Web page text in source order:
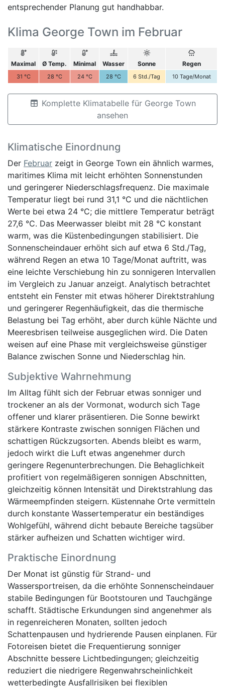
entsprechender Planung gut handhabbar.
Klima George Town im Februar
Maximal Ø Temp. Minimal Wasser Sonne Regen
31 °C 28 °C 24 °C 28 °C 6 Std./Tag 10 Tage/Monat
Komplette Klimatabelle für George Town
ansehen
Klimatische Einordnung
Der Februar zeigt in George Town ein ähnlich warmes,
maritimes Klima mit leicht erhöhten Sonnenstunden
und geringerer Niederschlagsfrequenz. Die maximale
Temperatur liegt bei rund 31,1 °C und die nächtlichen
Werte bei etwa 24 °C; die mittlere Temperatur beträgt
27,6 °C. Das Meerwasser bleibt mit 28 °C konstant
warm, was die Küstenbedingungen stabilisiert. Die
Sonnenscheindauer erhöht sich auf etwa 6 Std./Tag,
während Regen an etwa 10 Tage/Monat auftritt, was
eine leichte Verschiebung hin zu sonnigeren Intervallen
im Vergleich zu Januar anzeigt. Analytisch betrachtet
entsteht ein Fenster mit etwas höherer Direktstrahlung
und geringerer Regenhäufigkeit, das die thermische
Belastung bei Tag erhöht, aber durch kühle Nächte und
Meeresbrisen teilweise ausgeglichen wird. Die Daten
weisen auf eine Phase mit vergleichsweise günstiger
Balance zwischen Sonne und Niederschlag hin.
Subjektive Wahrnehmung
Im Alltag fühlt sich der Februar etwas sonniger und
trockener an als der Vormonat, wodurch sich Tage
offener und klarer präsentieren. Die Sonne bewirkt
stärkere Kontraste zwischen sonnigen Flächen und
schattigen Rückzugsorten. Abends bleibt es warm,
jedoch wirkt die Luft etwas angenehmer durch
geringere Regenunterbrechungen. Die Behaglichkeit
profitiert von regelmäßigeren sonnigen Abschnitten,
gleichzeitig können Intensität und Direktstrahlung das
Wärmeempfinden steigern. Küstennahe Orte vermitteln
durch konstante Wassertemperatur ein beständiges
Wohlgefühl, während dicht bebaute Bereiche tagsüber
stärker aufheizen und Schatten wichtiger wird.
Praktische Einordnung
Der Monat ist günstig für Strand- und
Wassersportreisen, da die erhöhte Sonnenscheindauer
stabile Bedingungen für Bootstouren und Tauchgänge
schafft. Städtische Erkundungen sind angenehmer als
in regenreicheren Monaten, sollten jedoch
Schattenpausen und hydrierende Pausen einplanen. Für
Fotoreisen bietet die Frequentierung sonniger
Abschnitte bessere Lichtbedingungen; gleichzeitig
reduziert die niedrigere Regenwahrscheinlichkeit
wetterbedingte Ausfallrisiken bei flexiblen